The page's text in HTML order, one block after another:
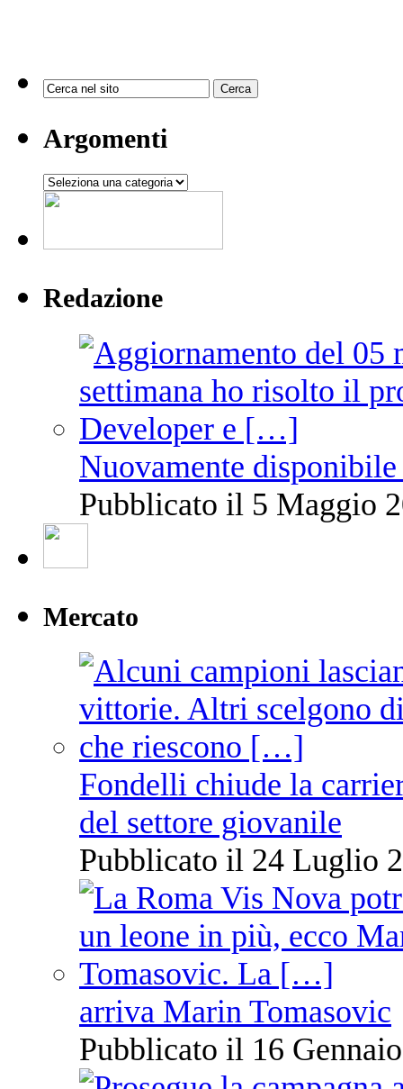
Argomenti
Argomenti
Redazione
Nuovamente
Pubblicato il 5 Maggio
Mercato
Fondelli chiude la
del settore giovanile
Pubblicato il 24 Luglio
arriva Marin Tomasovic
Pubblicato il 16